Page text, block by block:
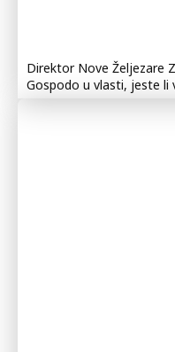
Direktor Nove Željezare
Gospodo u vlasti, jeste li